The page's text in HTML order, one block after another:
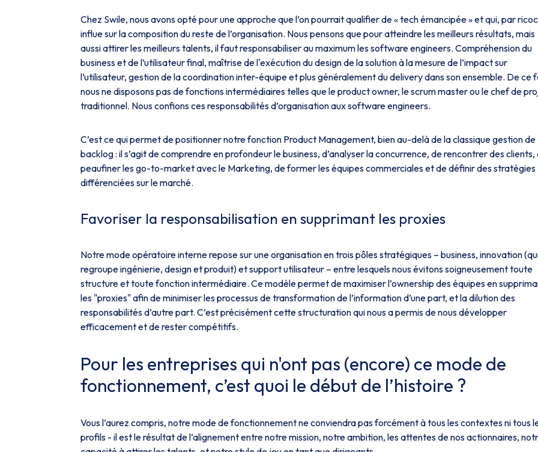
Chez Swile, nous avons opté pour une approche que l’on pourrait qualifier de « tech émancipée » et qui, par
influe sur la composition du reste de l’organisation. Nous pensons que pour atteindre les meilleurs résultats, mais
aussi attirer les meilleurs talents, il faut responsabiliser au maximum les software engineers. Compréhension du
business et de l’utilisateur final, maîtrise de l'exécution du design de la solution à la mesure de l’impact sur
l’utilisateur, gestion de la coordination inter-équipe et plus généralement du delivery dans son ensemble. De ce
nous ne disposons pas de fonctions intermédiaires telles que le product owner, le scrum master ou le chef de
traditionnel. Nous confions ces responsabilités d’organisation aux software engineers.
C’est ce qui permet de positionner notre fonction Product Management, bien au-delà de la classique gestion de
backlog : il s’agit de comprendre en profondeur le business, d’analyser la concurrence, de rencontrer des clients,
peaufiner les go-to-market avec le Marketing, de former les équipes commerciales et de définir des stratégies
différenciées sur le marché.
Favoriser la responsabilisation en supprimant les proxies
Notre mode opératoire interne repose sur une organisation en trois pôles stratégiques – business, innovation
regroupe ingénierie, design et produit) et support utilisateur – entre lesquels nous évitons soigneusement toute
structure et toute fonction intermédiaire. Ce modèle permet de maximiser l’ownership des équipes en
les "proxies" afin de minimiser les processus de transformation de l’information d’une part, et la dilution des
responsabilités d’autre part. C’est précisément cette structuration qui nous a permis de nous développer
efficacement et de rester compétitifs.
Pour les entreprises qui n'ont pas (encore) ce mode de
fonctionnement, c’est quoi le début de l’histoire ?
Vous l’aurez compris, notre mode de fonctionnement ne conviendra pas forcément à tous les contextes ni tous
profils - il est le résultat de l’alignement entre notre mission, notre ambition, les attentes de nos actionnaires,